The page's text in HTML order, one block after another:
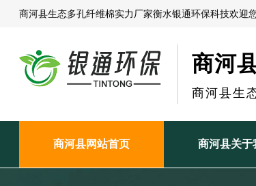
商河县生态多孔纤维棉实力厂家衡水银通环保科技欢迎
商河
商河县生
商河县网站首页 商河县关于